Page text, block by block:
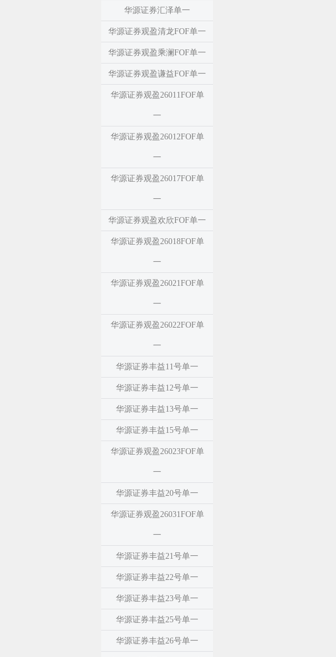
华源证券汇泽单一
华源证券观盈清龙FOF单一
华源证券观盈乘澜FOF单一
华源证券观盈谦益FOF单一
华源证券观盈26011FOF单
一
华源证券观盈26012FOF单
一
华源证券观盈26017FOF单
一
华源证券观盈欢欣FOF单一
华源证券观盈26018FOF单
一
华源证券观盈26021FOF单
一
华源证券观盈26022FOF单
一
华源证券丰益11号单一
华源证券丰益12号单一
华源证券丰益13号单一
华源证券丰益15号单一
华源证券观盈26023FOF单
一
华源证券丰益20号单一
华源证券观盈26031FOF单
一
华源证券丰益21号单一
华源证券丰益22号单一
华源证券丰益23号单一
华源证券丰益25号单一
华源证券丰益26号单一